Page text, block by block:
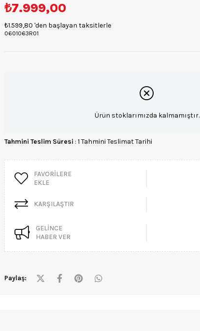
₺7.999,00
₺1.599,80 'den başlayan taksitlerle
0601063R01
Ürün stoklarımızda kalmamıştır.
Tahmini Teslim Süresi : 1 Tahmini Teslimat Tarihi
FAVORILERE
EKLE
KARŞILAŞTIR
GELINCE
HABER VER
Paylaş: